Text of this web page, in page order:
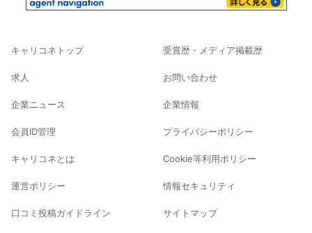
キャリコネトップ
求人
企業ニュース
会員ID管理
キャリコネとは
運営ポリシー
口コミ投稿ガイドライン
受賞歴・メディア掲載歴
お問い合わせ
企業情報
プライバシーポリシー
Cookie等利用ポリシー
情報セキュリティ
サイトマップ